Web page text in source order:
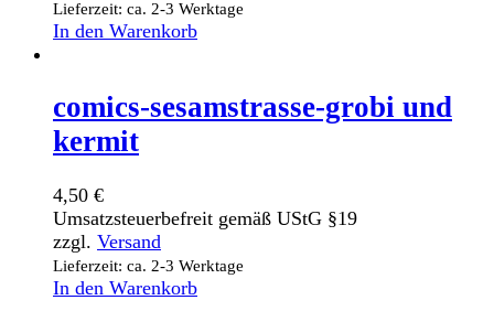
Lieferzeit: ca. 2-3 Werktage
In den Warenkorb
comics-sesamstrasse-grobi und
kermit
4,50 €
Umsatzsteuerbefreit gemäß UStG §19
zzgl. Versand
Lieferzeit: ca. 2-3 Werktage
In den Warenkorb